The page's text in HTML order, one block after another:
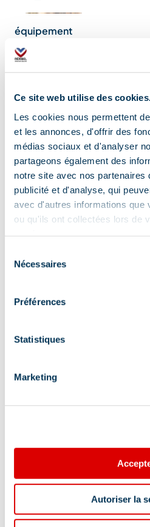
Ce site web utilise des
Les cookies nous permettent
et les annonces, d'offrir des
médias sociaux et d'analyser
partageons également des
notre site avec nos partenaires
publicité et d'analyse, qui
avec d'autres informations que
ou qu'ils ont collectées lors de
Nécessaires
Préférences
Statistiques
Marketing
Autoriser la
équipement
Marmottes
vous attendent
tout au long du
sentier, sous les
glaciers du Parc
Nati…
Services
Animaux acceptés